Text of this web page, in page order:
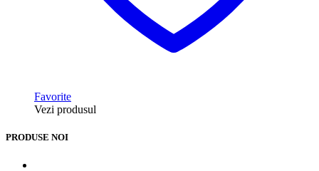
Favorite
Vezi produsul
PRODUSE NOI